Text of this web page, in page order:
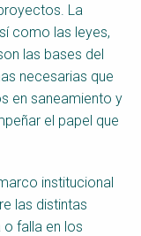
La
como las leyes,
las bases del
necesarias que
en saneamiento y
el papel que
institucional
las distintas
o falla en los